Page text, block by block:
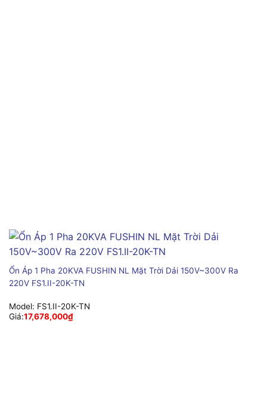
Ổn Áp 1 Pha 20KVA FUSHIN NL Mặt Trời Dải 150V~300V Ra
220V FS1.II-20K-TN
Model: FS1.II-20K-TN
Giá:17,678,000₫